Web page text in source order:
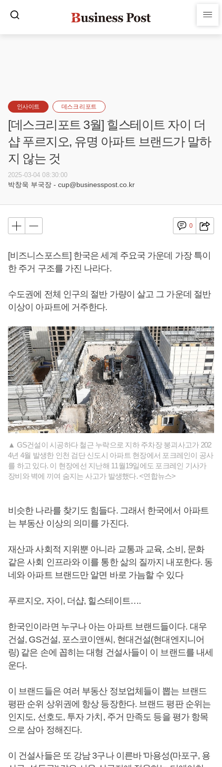
인사이트 데스크 리포트
[데스크리포트 3월] 힐스테이트 자이 더
샵 푸르지오, 유명 아파트 브랜드가 말하
지 않는 것
2025-03-04 08:30:00
박창욱 부국장 - cup@businesspost.co.kr
0
[비즈니스포스트] 한국은 세계 주요국 가운데 가장 특이
한 주거 구조를 가진 나라다.
수도권에 전체 인구의 절반 가량이 살고 그 가운데 절반
이상이 아파트에 거주한다.
▲ GS건설이 시공하다 철근 누락으로 지하 주차장 붕괴사고가 202
4년 4월 발생한 인천 검단 신도시 아파트 현장에서 포크레인이 공사
를 하고 있다. 이 현장에선 지난해 11월19일에도 포크레인 기사가
장비와 벽에 끼여 숨지는 사고가 발생했다. <연합뉴스>
비슷한 나라를 찾기도 힘들다. 그래서 한국에서 아파트
는 부동산 이상의 의미를 가진다.
재산과 사회적 지위뿐 아니라 교통과 교육, 소비, 문화
같은 사회 인프라와 이를 통한 삶의 질까지 내포한다. 동
네와 아파트 브랜드만 알면 바로 가늠할 수 있다
푸르지오, 자이, 더샵, 힐스테이트….
한국인이라면 누구나 아는 아파트 브랜드들이다. 대우
건설, GS건설, 포스코이앤씨, 현대건설(현대엔지니어
링) 같은 손에 꼽히는 대형 건설사들이 이 브랜드를 내세
운다.
이 브랜드들은 여러 부동산 정보업체들이 뽑는 브랜드
평판 순위 상위권에 항상 등장한다. 브랜드 평판 순위는
인지도, 선호도, 투자 가치, 주거 만족도 등을 평가 항목
으로 삼아 정해진다.
이 건설사들은 또 강남 3구나 이른바 '마용성(마포구, 용